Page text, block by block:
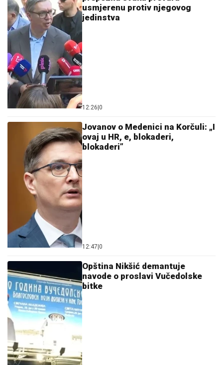
usmjerenu protiv njegovog
jedinstva
12:26 0
Jovanov o Medenici na Korčuli: „I
ovaj u HR, e, blokaderi,
blokaderi”
12:47 0
Opština Nikšić demantuje
navode o proslavi Vučedolske
bitke